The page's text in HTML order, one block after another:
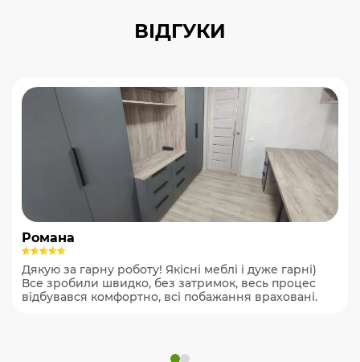
ВІДГУКИ
Романа
Дякую за гарну роботу! Якісні меблі і дуже гарні)
Все зробили швидко, без затримок, весь процес
відбувався комфортно, всі побажання враховані.